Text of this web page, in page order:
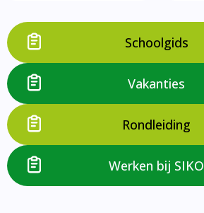
Schoolgids
Vakanties
Rondleiding
Werken bij SIKO